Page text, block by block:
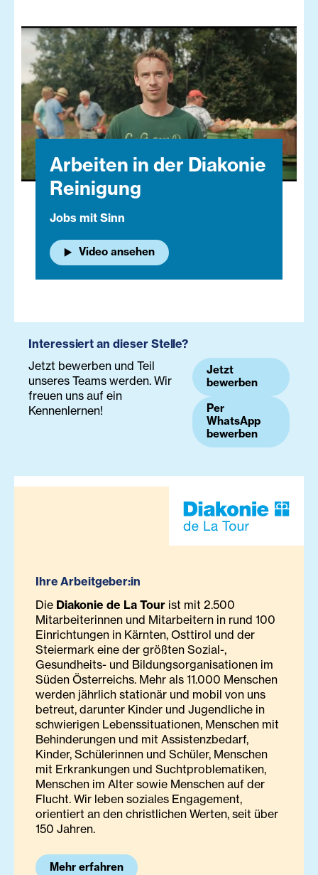
Arbeiten in der Diakonie
Reinigung
Jobs mit Sinn
Video ansehen
Interessiert an dieser Stelle?
Jetzt bewerben und Teil
unseres Teams werden. Wir
freuen uns auf ein
Kennenlernen!
Jetzt
bewerben
Per
WhatsApp
bewerben
Ihre Arbeitgeber:in
Die Diakonie de La Tour ist mit 2.500
Mitarbeiterinnen und Mitarbeitern in rund 100
Einrichtungen in Kärnten, Osttirol und der
Steiermark eine der größten Sozial-,
Gesundheits- und Bildungsorganisationen im
Süden Österreichs. Mehr als 11.000 Menschen
werden jährlich stationär und mobil von uns
betreut, darunter Kinder und Jugendliche in
schwierigen Lebenssituationen, Menschen mit
Behinderungen und mit Assistenzbedarf,
Kinder, Schülerinnen und Schüler, Menschen
mit Erkrankungen und Suchtproblematiken,
Menschen im Alter sowie Menschen auf der
Flucht. Wir leben soziales Engagement,
orientiert an den christlichen Werten, seit über
150 Jahren.
Mehr erfahren